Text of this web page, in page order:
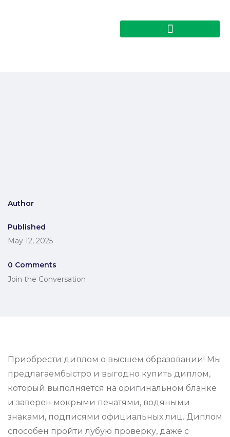
Author
Published
May 12, 2025
0 Comments
Join the Conversation
Приобрести диплом о высшем образовании! Мы
предлагаембыстро и выгодно купить диплом,
который выполняется на оригинальном бланке
и заверен мокрыми печатями, водяными
знаками, подписями официальных лиц. Диплом
способен пройти лубую проверку, даже с